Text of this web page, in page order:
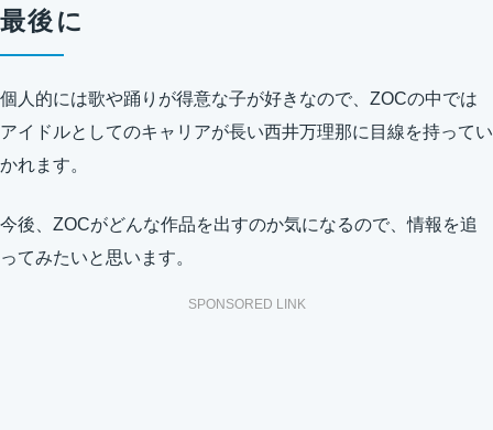
最後に
個人的には歌や踊りが得意な子が好きなので、ZOCの中では
アイドルとしてのキャリアが長い西井万理那に目線を持ってい
かれます。
今後、ZOCがどんな作品を出すのか気になるので、情報を追
ってみたいと思います。
SPONSORED LINK